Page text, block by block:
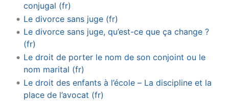
conjugal (fr)
Le divorce sans juge (fr)
Le divorce sans juge, qu’est-ce que ça change ?
(fr)
Le droit de porter le nom de son conjoint ou le
nom marital (fr)
Le droit des enfants à l’école – La discipline et la
place de l’avocat (fr)